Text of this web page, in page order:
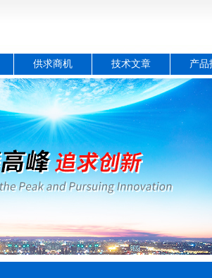
供求商机 技术文章 产品